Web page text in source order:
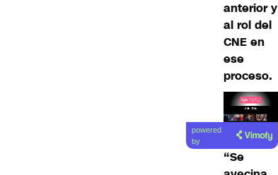
anterior y
al rol del
CNE en
ese
proceso.
Lea el
artículo
powered
by
“Se